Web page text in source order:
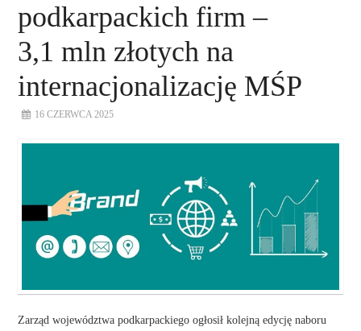
podkarpackich firm –
3,1 mln złotych na
internacjonalizację MŚP
16 CZERWCA 2025
Zarząd województwa podkarpackiego ogłosił kolejną edycję naboru